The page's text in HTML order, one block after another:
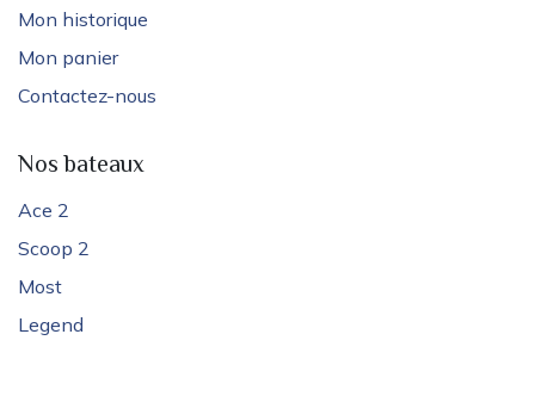
Mon historique
Mon panier
Contactez-nous
Nos bateaux
Ace 2
Scoop 2
Most
Legend